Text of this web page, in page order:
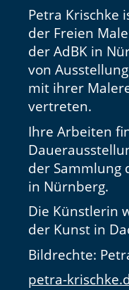
Petra Krischke
der Freien
der AdBK in
von
mit ihrer
vertreten.
Ihre Arbeiten
der Sammlung
in Nürnberg.
Die Künstlerin
der Kunst in
Bildrechte:
petra-